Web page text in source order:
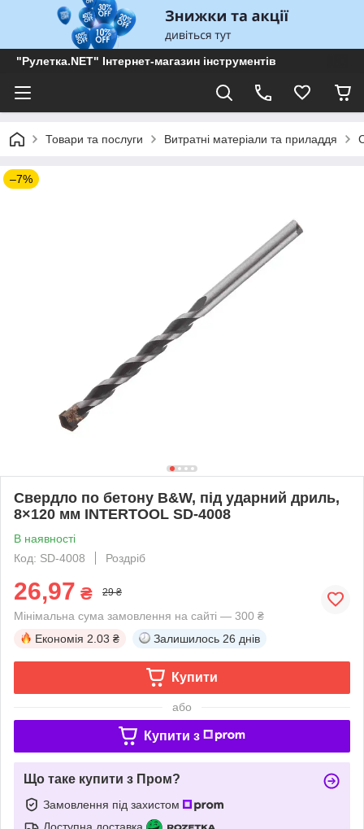
"Рулетка.NET" Інтернет-магазин інструментів
Товари та послуги Витратні матеріали та приладдя
–7%
Свердло по бетону B&W, під ударний дриль,
8×120 мм INTERTOOL SD-4008
В наявності
Код: SD-4008
Роздріб
26,97 ₴ 29 ₴
Мінімальна сума замовлення на сайті — 300 ₴
Економія 2.03 ₴ Залишилось 26 днів
Купити
або
Купити з
Що таке купити з Пром?
Замовлення під захистом
Доступна доставка